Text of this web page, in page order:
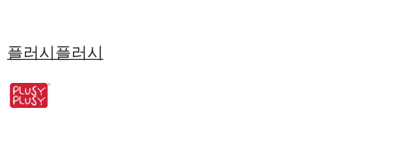
플러시플러시